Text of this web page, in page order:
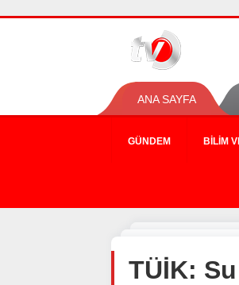
ANA SAYFA
GÜNDEM BILIM
TÜİK: